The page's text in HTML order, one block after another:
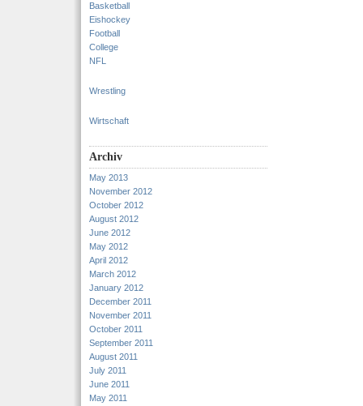
Basketball
Eishockey
Football
College
NFL
Wrestling
Wirtschaft
Archiv
May 2013
November 2012
October 2012
August 2012
June 2012
May 2012
April 2012
March 2012
January 2012
December 2011
November 2011
October 2011
September 2011
August 2011
July 2011
June 2011
May 2011